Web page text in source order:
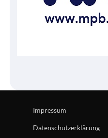
Impressum
Datenschutzerklärung